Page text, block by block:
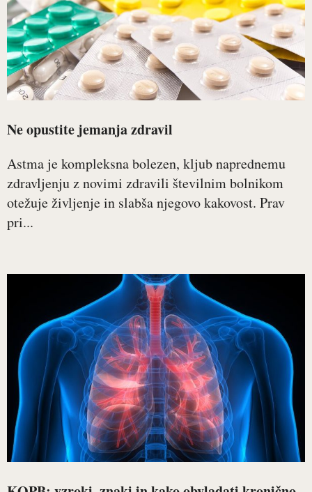
Ne opustite jemanja zdravil
Astma je kompleksna bolezen, kljub naprednemu
zdravljenju z novimi zdravili številnim bolnikom
otežuje življenje in slabša njegovo kakovost. Prav
pri...